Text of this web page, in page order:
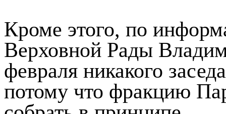
Кроме этого, по
Верховной Рады
февраля никакого
потому что фракцию